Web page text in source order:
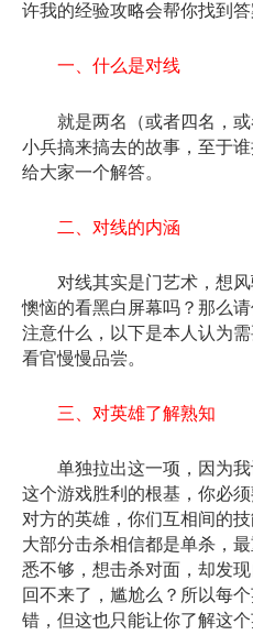
许我的经验攻略会帮你找到答
一、什么是对线
就是两名（或者四名，或
小兵搞来搞去的故事，至于
给大家一个解答。
二、对线的内涵
对线其实是门艺术，想风
懊恼的看黑白屏幕吗？那么
注意什么，以下是本人认为
看官慢慢品尝。
三、对英雄了解熟知
单独拉出这一项，因为我
这个游戏胜利的根基，你必
对方的英雄，你们互相间的
大部分击杀相信都是单杀，
悉不够，想击杀对面，却发
回不来了，尴尬么？所以每
错，但这也只能让你了解这